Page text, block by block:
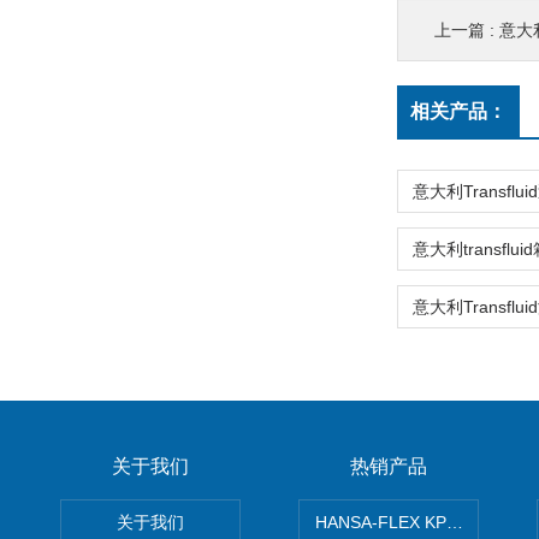
上一篇 : 意大
相关产品：
关于我们
关于我们
热销产品
HANSA-FLEX KP100P紧凑